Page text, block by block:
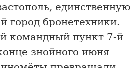
единственную
город бронетехники.
командный пункт 7-й
знойного июня